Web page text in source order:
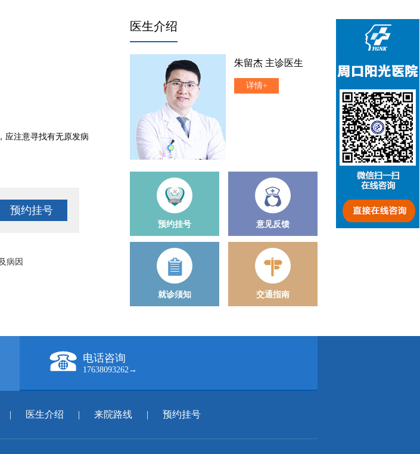
应注意寻找有无原发病
预约挂号
病因
医生介绍
朱留杰 主诊医生
详情+
预约挂号 意见反馈
就诊须知 交通指南
电话咨询
17638093262→
| 医生介绍 | 来院路线 | 预约挂号